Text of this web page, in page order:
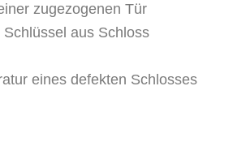
zugezogenen Tür
aus Schloss
eines defekten Schlosses